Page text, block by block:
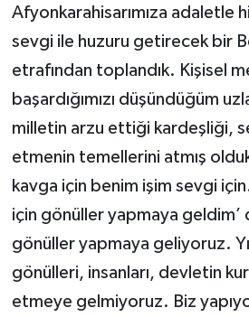
Afyonkarahisarımıza adaletle
sevgi ile huzuru getirecek bir
etrafından toplandık. Kişisel
başardığımızı düşündüğüm
milletin arzu ettiği kardeşliği,
etmenin temellerini atmış
kavga için benim işim sevgi
için gönüller yapmaya geldim’
gönüller yapmaya geliyoruz.
gönülleri, insanları, devletin
etmeye gelmiyoruz. Biz